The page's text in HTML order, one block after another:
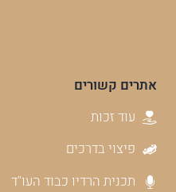
אתרים קשורים
עוד זכות
פיצוי בדרכים
תכנית הרדיו כבוד העו"ד